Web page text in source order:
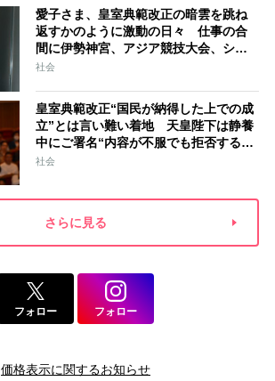
愛子さま、皇室典範改正の暗雲を跳ね
返すかのように激動の日々 仕事の合
間に伊勢神宮、アジア競技大会、シン
ガポール…スケジュールはびっしり
社会
皇室典範改正“国民が納得した上での成
立”とは言い難い着地 天皇陛下は静養
中にご署名“内容が不服でも拒否するこ
とはできない” 米大手紙は男系男子に
社会
さらに見る
フォロー フォロー
価格表示に関するお知らせ